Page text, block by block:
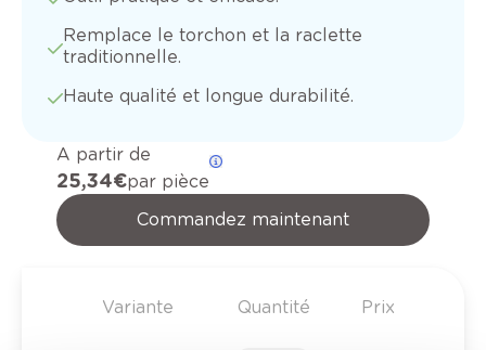
Remplace le torchon et la raclette
traditionnelle.
Haute qualité et longue durabilité.
A partir de
25,34 €par pièce
Commandez maintenant
Variante Quantité Prix